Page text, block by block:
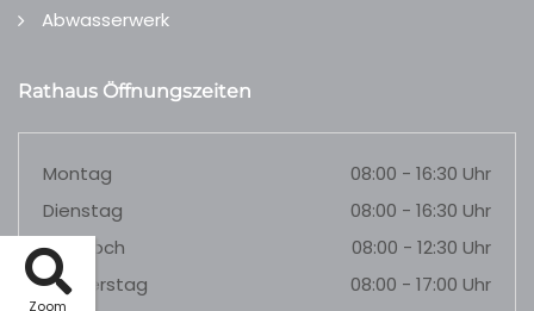
Zoom
Abwasserwerk
Rathaus Öffnungszeiten
Montag
08:00 - 16:30 Uhr
Dienstag
08:00 - 16:30 Uhr
Mittwoch
08:00 - 12:30 Uhr
Donnerstag
08:00 - 17:00 Uhr